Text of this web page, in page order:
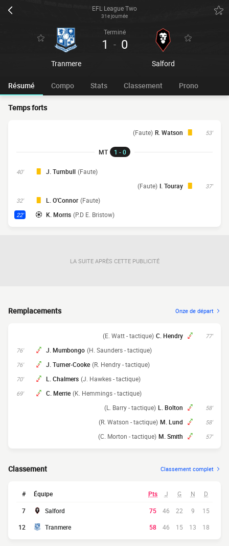
EFL League Two
31e journée
Tranmere
Terminé
1 - 0
Salford
Résumé Compo Stats Classement Prono
Temps forts
53'
R. Watson
(Faute)
MT 1 - 0
40' J. Turnbull (Faute)
37'
I. Touray
(Faute)
32' L. O'Connor (Faute)
22' K. Morris (P.D E. Bristow)
LA SUITE APRÈS CETTE PUBLICITÉ
Remplacements Onze de départ
77'
C. Hendry
(E. Watt - tactique)
76' J. Mumbongo (H. Saunders - tactique)
76' J. Turner-Cooke (R. Hendry - tactique)
70' L. Chalmers (J. Hawkes - tactique)
69' C. Merrie (K. Hemmings - tactique)
58'
L. Bolton
(L. Barry - tactique)
58'
M. Lund
(R. Watson - tactique)
57'
M. Smith
(C. Morton - tactique)
Classement Classement complet
# Équipe Pts J G N D
7 Salford 75 46 22 9
15
12
Tranmere 58 46 15 13 18